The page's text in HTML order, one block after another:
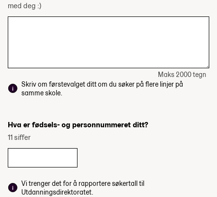
med deg :)
Maks 2000 tegn
Skriv om førstevalget ditt om du søker på flere linjer på
samme skole.
Hva er fødsels- og personnummeret ditt?
11 siffer
Vi trenger det for å rapportere søkertall til
Utdanningsdirektoratet.